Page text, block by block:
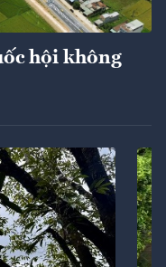
hội không